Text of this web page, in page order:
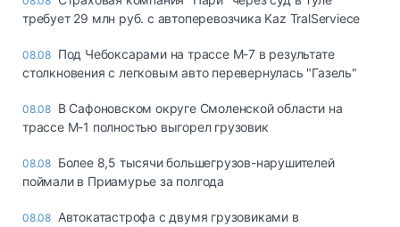
требует 29 млн руб. с автоперевозчика Kaz TralServiece
08.08 Под Чебоксарами на трассе М-7 в результате
столкновения с легковым авто перевернулась "Газель"
08.08 В Сафоновском округе Смоленской области на
трассе М-1 полностью выгорел грузовик
08.08 Более 8,5 тысячи большегрузов-нарушителей
поймали в Приамурье за полгода
08.08 Автокатастрофа с двумя грузовиками в